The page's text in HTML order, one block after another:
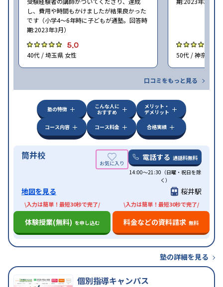
し、費用や時間もかけましたが結果良かった
です（小学4〜6年時に子どもが通塾。回答時
期:2023年3月）
5.0
40代 / 埼玉県 女性 50代 / 神奈川県
口コミをもっと見る
塾の特徴
こんな人に
おすすめ
メリット・
デメリット
コース内容
コース料金 合格実績
筒井校 電話する 通話料無料
14:00〜21:30（日曜・祝日を除
く）
地図を見る 桜井駅
\入力は簡単！最短30秒で完了/
体験授業(無料) を申し込む
\入力は簡単！最短30秒で完了/
料金などの資料請求 無料
塾の詳細を見る
個別指導キャンパス